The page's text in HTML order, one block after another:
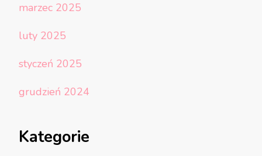
marzec 2025
luty 2025
styczeń 2025
grudzień 2024
Kategorie